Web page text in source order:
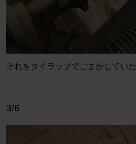
それをタイラップでごまかしていた
3/6